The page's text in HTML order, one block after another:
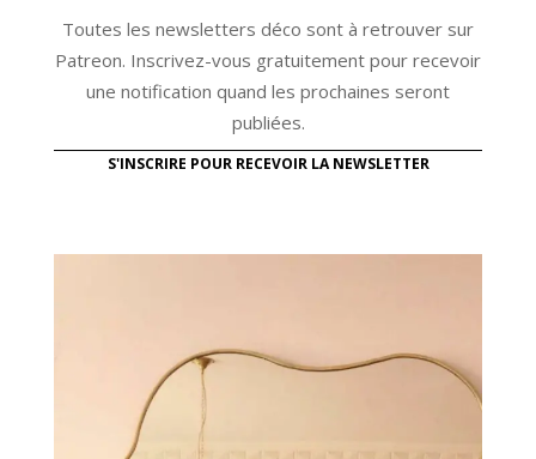
Toutes les newsletters déco sont à retrouver sur
Patreon. Inscrivez-vous gratuitement pour recevoir
une notification quand les prochaines seront
publiées.
S'INSCRIRE POUR RECEVOIR LA NEWSLETTER